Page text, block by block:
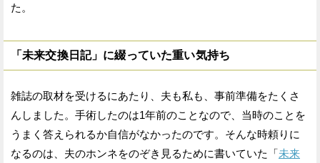
た。
「未来交換日記」に綴っていた重い気持ち
雑誌の取材を受けるにあたり、夫も私も、事前準備をたくさ
んしました。手術したのは1年前のことなので、当時のことを
うまく答えられるか自信がなかったのです。そんな時頼りに
なるのは、夫のホンネをのぞき見るために書いていた「未来